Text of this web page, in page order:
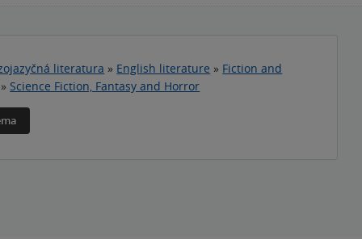
literatura » English literature » Fiction and
Science Fiction, Fantasy and Horror